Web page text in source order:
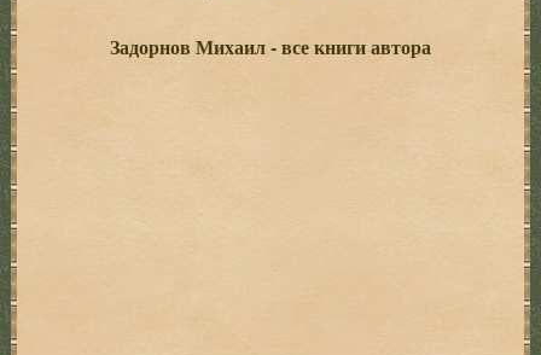
Задорнов Михаил - все книги автора